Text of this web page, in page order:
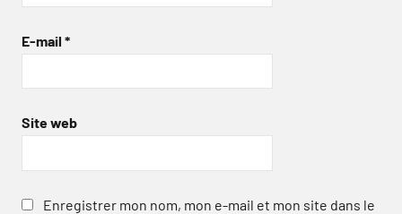
E-mail *
Site web
Enregistrer mon nom, mon e-mail et mon site dans le